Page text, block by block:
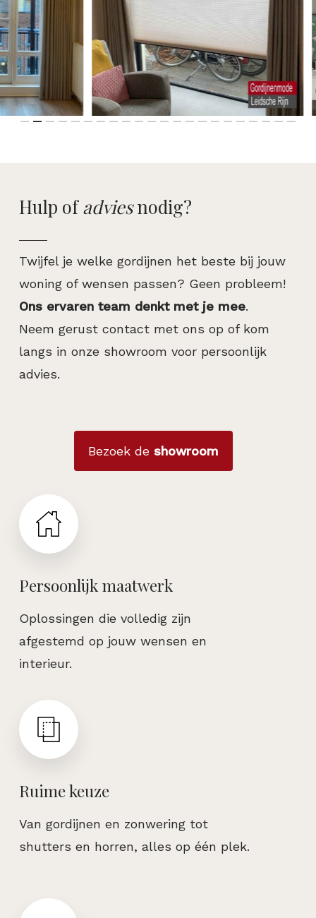
Hulp ofadviesnodig?
Twijfel je welke gordijnen het beste bij jouw
woning of wensen passen? Geen probleem!
Ons ervaren team denkt met je mee.
Neem gerust contact met ons op of kom
langs in onze showroom voor persoonlijk
advies.
Bezoek de showroom
Persoonlijk maatwerk
Oplossingen die volledig zijn
afgestemd op jouw wensen en
interieur.
Ruime keuze
Van gordijnen en zonwering tot
shutters en horren, alles op één plek.